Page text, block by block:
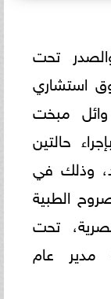
تحت
استشاري
وائل مبخت
حالتين
وذلك في
الطبية
تحت
مدير عام